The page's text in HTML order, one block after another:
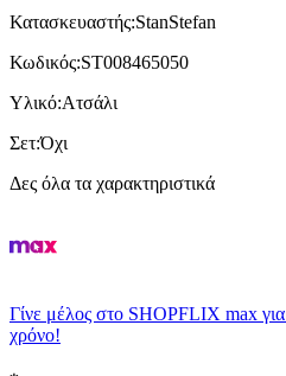
Κατασκευαστής:StanStefan
Κωδικός:ST008465050
Υλικό:Ατσάλι
Σετ:Όχι
Δες όλα τα χαρακτηριστικά
Γίνε μέλος στο SHOPFLIX max
χρόνο!